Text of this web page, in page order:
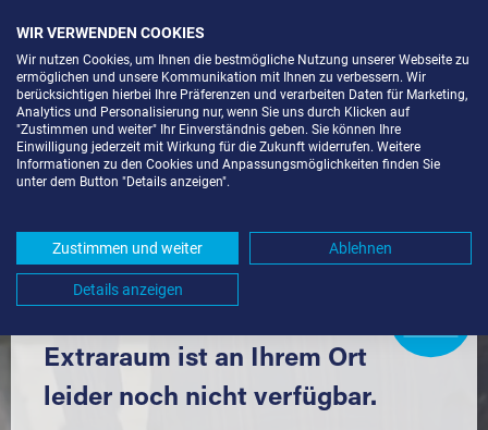
LAGERBOX IN BERLIN (13465) UND
Komfortabel einlagern mit Extraraum
Extraraum ist an Ihrem Ort
leider noch nicht verfügbar.
WIR VERWENDEN COOKIES
Wir nutzen Cookies, um Ihnen die bestmögliche Nutzung unserer Webseite zu
ermöglichen und unsere Kommunikation mit Ihnen zu verbessern. Wir
berücksichtigen hierbei Ihre Präferenzen und verarbeiten Daten für Marketing,
Analytics und Personalisierung nur, wenn Sie uns durch Klicken auf
"Zustimmen und weiter" Ihr Einverständnis geben. Sie können Ihre
Einwilligung jederzeit mit Wirkung für die Zukunft widerrufen. Weitere
Informationen zu den Cookies und Anpassungsmöglichkeiten finden Sie
unter dem Button "Details anzeigen".
Zustimmen und weiter Ablehnen
Details anzeigen